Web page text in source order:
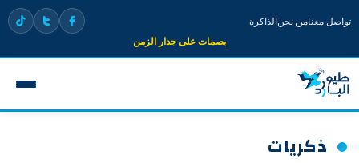
تواصل معنامن نحنالذاكرة
بصمات على جدار الزمن
ذكريات